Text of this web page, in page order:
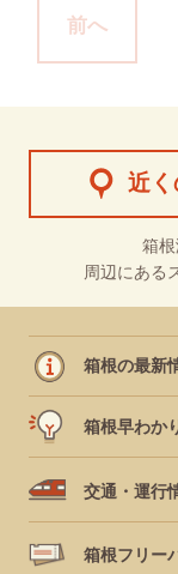
前へ
近
箱根
周辺にある
箱根の最新
箱根早わか
交通・運行
箱根フリー